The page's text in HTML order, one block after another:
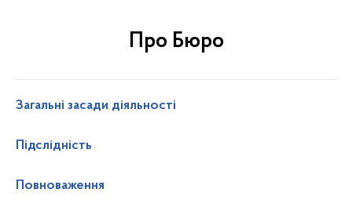
Про Бюро
Загальні засади діяльності
Підслідність
Повноваження